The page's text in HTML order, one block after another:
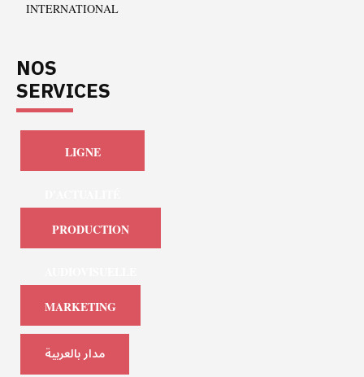
INTERNATIONAL
NOS
SERVICES
LIGNE
PRODUCTION
MARKETING
مدار بالعربية